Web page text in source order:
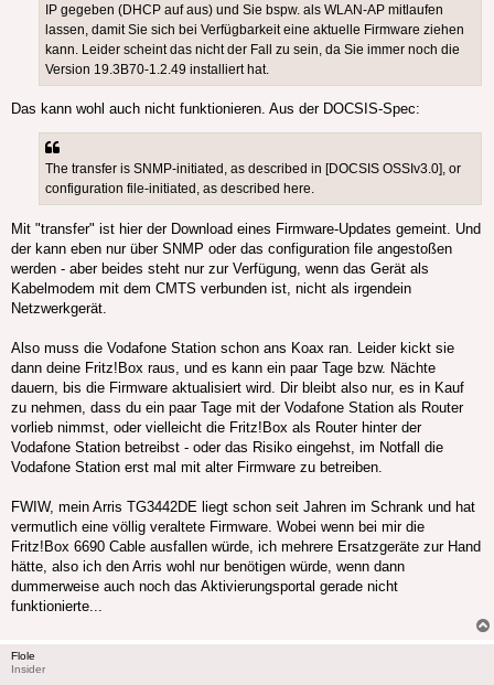
IP gegeben (DHCP auf aus) und Sie bspw. als WLAN-AP mitlaufen
lassen, damit Sie sich bei Verfügbarkeit eine aktuelle Firmware ziehen
kann. Leider scheint das nicht der Fall zu sein, da Sie immer noch die
Version 19.3B70-1.2.49 installiert hat.
Das kann wohl auch nicht funktionieren. Aus der DOCSIS-Spec:
The transfer is SNMP-initiated, as described in [DOCSIS OSSIv3.0], or
configuration file-initiated, as described here.
Mit "transfer" ist hier der Download eines Firmware-Updates gemeint. Und
der kann eben nur über SNMP oder das configuration file angestoßen
werden - aber beides steht nur zur Verfügung, wenn das Gerät als
Kabelmodem mit dem CMTS verbunden ist, nicht als irgendein
Netzwerkgerät.
Also muss die Vodafone Station schon ans Koax ran. Leider kickt sie
dann deine Fritz!Box raus, und es kann ein paar Tage bzw. Nächte
dauern, bis die Firmware aktualisiert wird. Dir bleibt also nur, es in Kauf
zu nehmen, dass du ein paar Tage mit der Vodafone Station als Router
vorlieb nimmst, oder vielleicht die Fritz!Box als Router hinter der
Vodafone Station betreibst - oder das Risiko eingehst, im Notfall die
Vodafone Station erst mal mit alter Firmware zu betreiben.
FWIW, mein Arris TG3442DE liegt schon seit Jahren im Schrank und hat
vermutlich eine völlig veraltete Firmware. Wobei wenn bei mir die
Fritz!Box 6690 Cable ausfallen würde, ich mehrere Ersatzgeräte zur Hand
hätte, also ich den Arris wohl nur benötigen würde, wenn dann
dummerweise auch noch das Aktivierungsportal gerade nicht
funktionierte...
Flole
Insider